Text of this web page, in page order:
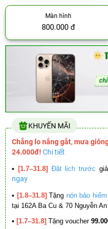
Màn hình
800.000 đ
KHUYẾN MÃI
Chẳng lo nắng gắt, mưa
24.000đ! Chi tiết
• [1.7–31.8] Đặt lịch trước
ngay
• [1.8–31.8] Tặng nón bảo
tại 162A Ba Cu & 70 Nguyễn
• [1.7–31.8] Tặng voucher